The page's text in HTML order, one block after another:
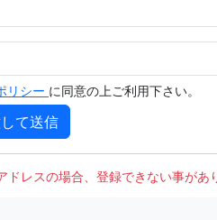
リシー に同意の上ご利用下さい。
て送信
レスの場合、登録できない事があ